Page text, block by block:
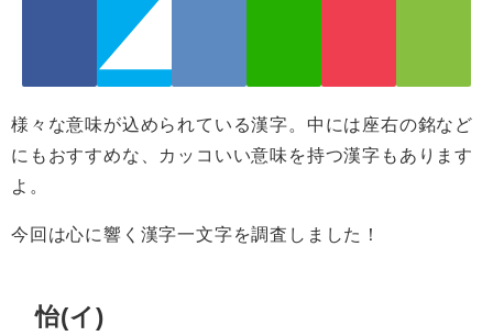
様々な意味が込められている漢字。中には座右の銘など
にもおすすめな、カッコいい意味を持つ漢字もあります
よ。
今回は心に響く漢字一文字を調査しました！
怡(イ)